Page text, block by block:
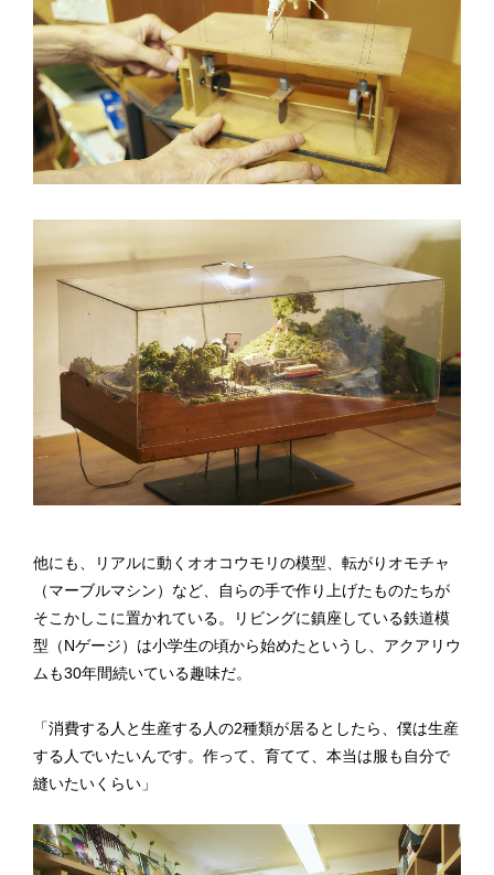
他にも、リアルに動くオオコウモリの模型、転がりオモチャ
（マーブルマシン）など、自らの手で作り上げたものたちが
そこかしこに置かれている。リビングに鎮座している鉄道模
型（Nゲージ）は小学生の頃から始めたというし、アクアリウ
ムも30年間続いている趣味だ。
「消費する人と生産する人の2種類が居るとしたら、僕は生産
する人でいたいんです。作って、育てて、本当は服も自分で
縫いたいくらい」